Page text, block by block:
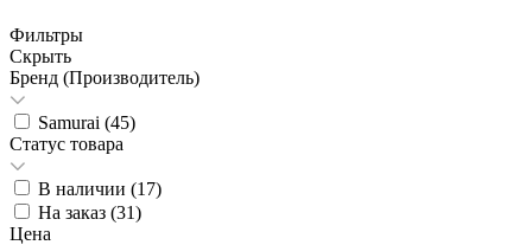
Фильтры
Скрыть
Бренд (Производитель)
Samurai (45)
Статус товара
В наличии (17)
На заказ (31)
Цена